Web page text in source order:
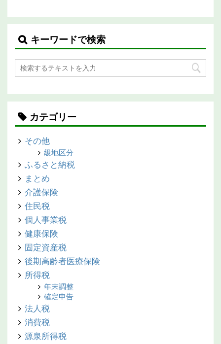
キーワードで検索
カテゴリー
その他
級地区分
ふるさと納税
まとめ
介護保険
住民税
個人事業税
健康保険
固定資産税
後期高齢者医療保険
所得税
年末調整
確定申告
法人税
消費税
源泉所得税